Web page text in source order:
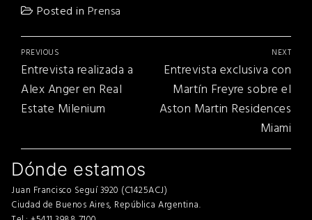
Posted in Prensa
Navegación
de
entradas
PREVIOUS
Previous
post:
Entrevista realizada a
Alex Anger en Real
Estate Milenium
NEXT
Next
post:
Entrevista exclusiva con
Martín Freyre sobre el
Aston Martin Residences
Miami
Dónde estamos
Juan Francisco Seguí 3920 (C1425ACJ)
Ciudad de Buenos Aires, República Argentina.